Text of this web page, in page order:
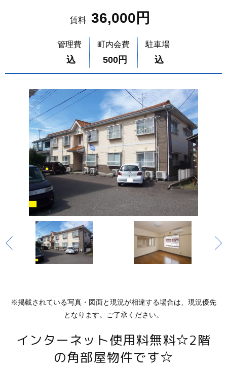
賃料 36,000円
管理費
込
町内会費
500円
駐車場
込
※掲載されている写真・図面と現況が相違する場合は、現況優先
となります。ご了承ください。
インターネット使用料無料☆2階
の角部屋物件です☆